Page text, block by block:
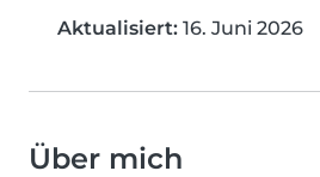
Aktualisiert: 16. Juni 2026
Über mich